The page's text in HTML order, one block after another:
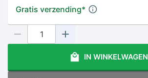
Gratis verzending*
IN WINKELWAGEN